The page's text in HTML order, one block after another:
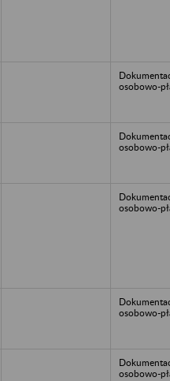
osobowo-
osobowo-
osobowo-
osobowo-
osobowo-